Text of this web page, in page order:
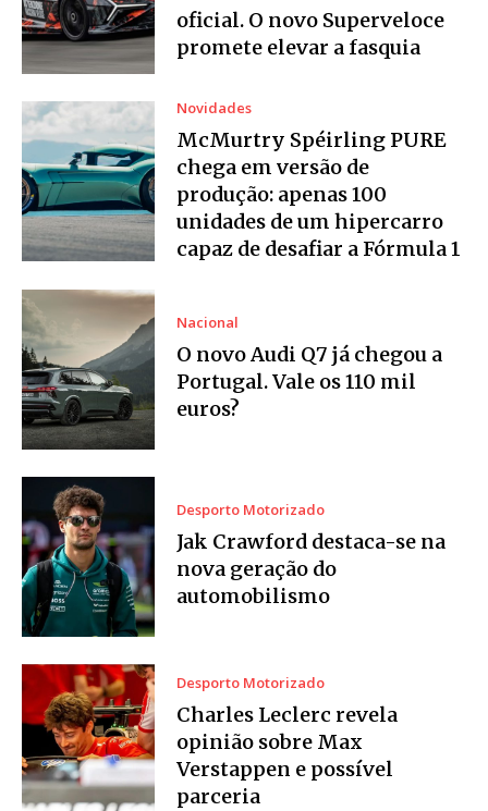
oficial. O novo Superveloce
promete elevar a fasquia
Novidades
McMurtry Spéirling PURE
chega em versão de
produção: apenas 100
unidades de um hipercarro
capaz de desafiar a Fórmula 1
Nacional
O novo Audi Q7 já chegou a
Portugal. Vale os 110 mil
euros?
Desporto Motorizado
Jak Crawford destaca-se na
nova geração do
automobilismo
Desporto Motorizado
Charles Leclerc revela
opinião sobre Max
Verstappen e possível
parceria